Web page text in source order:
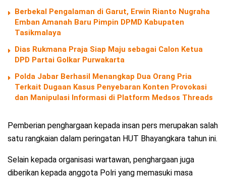
Berbekal Pengalaman di Garut, Erwin Rianto Nugraha
Emban Amanah Baru Pimpin DPMD Kabupaten
Tasikmalaya
Dias Rukmana Praja Siap Maju sebagai Calon Ketua
DPD Partai Golkar Purwakarta
Polda Jabar Berhasil Menangkap Dua Orang Pria
Terkait Dugaan Kasus Penyebaran Konten Provokasi
dan Manipulasi Informasi di Platform Medsos Threads
Pemberian penghargaan kepada insan pers merupakan salah
satu rangkaian dalam peringatan HUT Bhayangkara tahun ini.
Selain kepada organisasi wartawan, penghargaan juga
diberikan kepada anggota Polri yang memasuki masa